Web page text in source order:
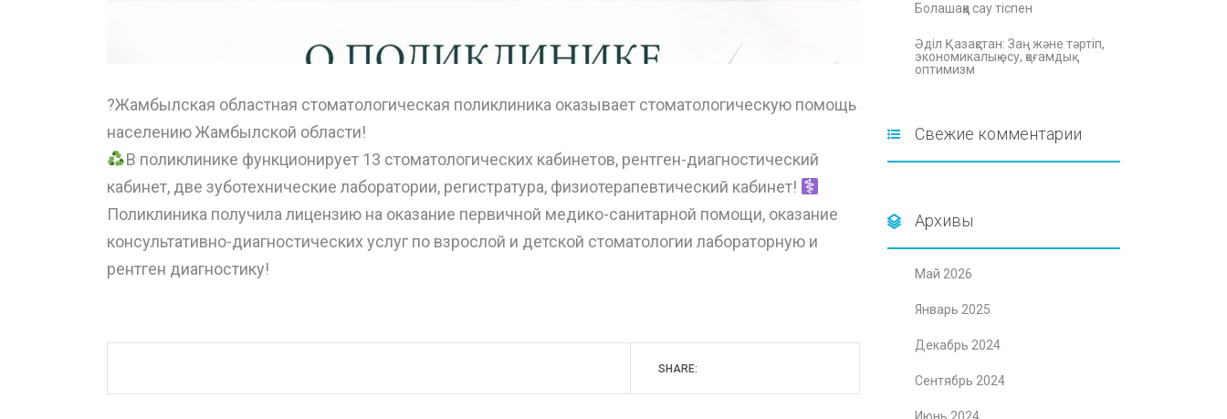
?Жамбылская областная стоматологическая поликлиника оказывает стоматологическую помощь
населению Жамбылской области!
В поликлинике функционирует 13 стоматологических кабинетов, рентген-диагностический
кабинет, две зуботехнические лаборатории, регистратура, физиотерапевтический кабинет!
Поликлиника получила лицензию на оказание первичной медико-санитарной помощи, оказание
консультативно-диагностических услуг по взрослой и детской стоматологии лабораторную и
рентген диагностику!
SHARE:
Болашаққа сау тіспен
Әділ Қазақстан: Заң және тәртіп,
экономикалық өсу, қоғамдық
оптимизм
Свежие комментарии
Архивы
Май 2026
Январь 2025
Декабрь 2024
Сентябрь 2024